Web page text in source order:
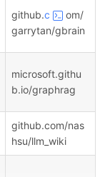
github.c
om/
garrytan/gbrain
microsoft.githu
b.io/graphrag
github.com/nas
hsu/llm_wiki